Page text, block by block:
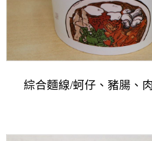
綜合麵線/蚵仔、豬腸、